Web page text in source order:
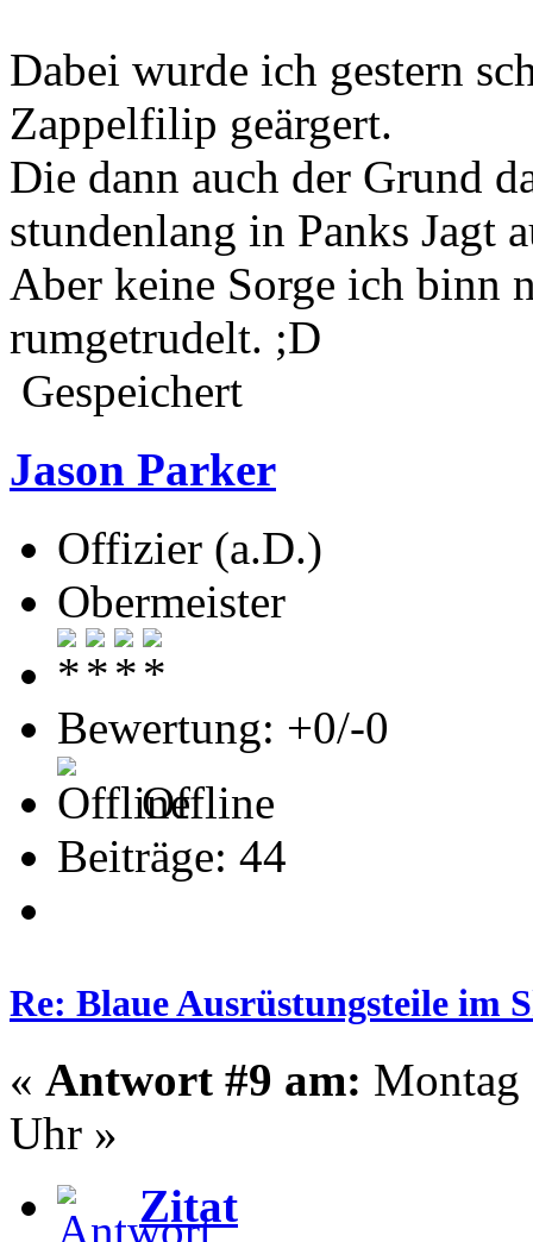
Dabei wurde ich gestern
Zappelfilip geärgert.
Die dann auch der Grund
stundenlang in Panks Jagt
Aber keine Sorge ich binn
rumgetrudelt. ;D
Gespeichert
Jason Parker
Offizier (a.D.)
Obermeister
Bewertung: +0/-0
Offline
Beiträge: 44
Re: Blaue Ausrüstungsteile im
« Antwort #9 am: Montag
Uhr »
Zitat